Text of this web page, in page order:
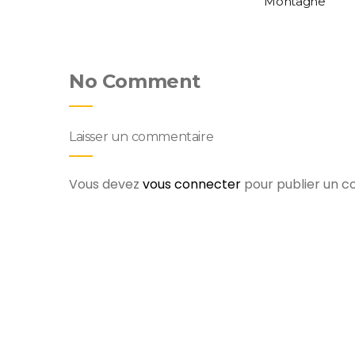
No Comment
Laisser un commentaire
Vous devez vous connecter pour publier un